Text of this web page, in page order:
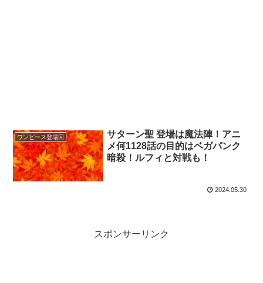
ワンピース登場回
サターン聖 登場は魔法陣！アニ
メ何1128話の目的はベガパンク
暗殺！ルフィと対戦も！
2024.05.30
スポンサーリンク